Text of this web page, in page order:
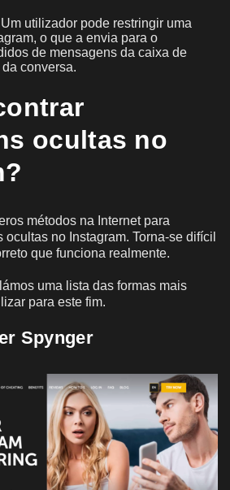
Um utilizador pode restringir uma
o que a envia para o
de mensagens da caixa de
conversa.
ocultas no
métodos na Internet para
no Instagram. Torna-se difícil
que funciona realmente.
uma lista das formas mais
para este fim.
Spynger